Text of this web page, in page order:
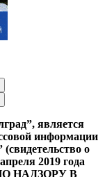
является
информации
о
2019 года
НАДЗОРУ В